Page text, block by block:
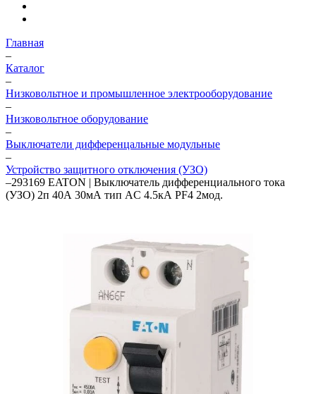
Главная
–
Каталог
–
Низковольтное и промышленное электрооборудование
–
Низковольтное оборудование
–
Выключатели дифференцальные модульные
–
Устройство защитного отключения (УЗО)
–293169 EATON | Выключатель дифференциального тока
(УЗО) 2п 40А 30мА тип AC 4.5кА PF4 2мод.